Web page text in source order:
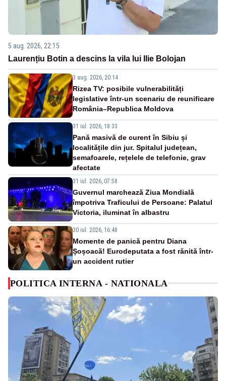
5 aug. 2026, 22:15
Laurențiu Botin a descins la vila lui Ilie Bolojan
3 aug. 2026, 20:14
Rizea TV: posibile vulnerabilități
legislative într-un scenariu de reunificare
România–Republica Moldova
31 iul. 2026, 18:33
Pană masivă de curent în Sibiu și
localitățile din jur. Spitalul județean,
semafoarele, rețelele de telefonie, grav
afectate
31 iul. 2026, 07:58
Guvernul marchează Ziua Mondială
împotriva Traficului de Persoane: Palatul
Victoria, iluminat în albastru
30 iul. 2026, 16:48
Momente de panică pentru Diana
Șoșoacă! Eurodeputata a fost rănită într-
un accident rutier
POLITICA INTERNA - NATIONALA